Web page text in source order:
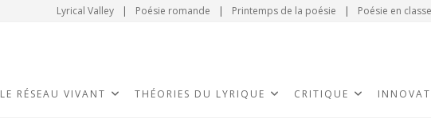
Lyrical Valley | Poésie romande | Printemps de la poésie | Poésie en classe
LE RÉSEAU VIVANT THÉORIES DU LYRIQUE CRITIQUE